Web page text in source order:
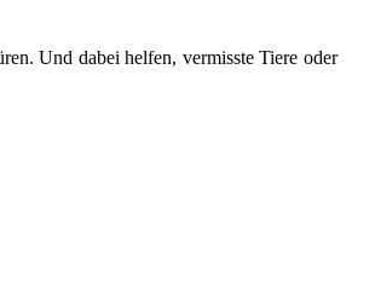
Und dabei helfen, vermisste Tiere oder